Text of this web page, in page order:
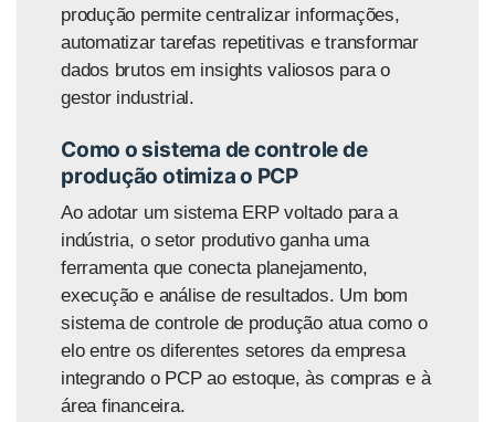
produção permite centralizar informações,
automatizar tarefas repetitivas e transformar
dados brutos em insights valiosos para o
gestor industrial.
Como o sistema de controle de
produção otimiza o PCP
Ao adotar um sistema ERP voltado para a
indústria, o setor produtivo ganha uma
ferramenta que conecta planejamento,
execução e análise de resultados. Um bom
sistema de controle de produção atua como o
elo entre os diferentes setores da empresa
integrando o PCP ao estoque, às compras e à
área financeira.